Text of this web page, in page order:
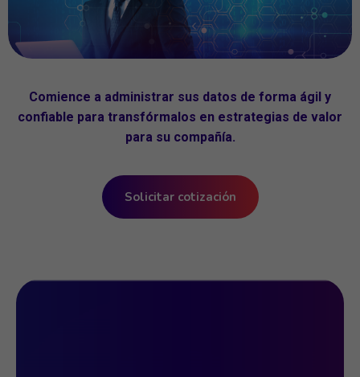
Comience a administrar sus datos de forma ágil y
confiable para transfórmalos en estrategias de valor
para su compañía.
Solicitar cotización